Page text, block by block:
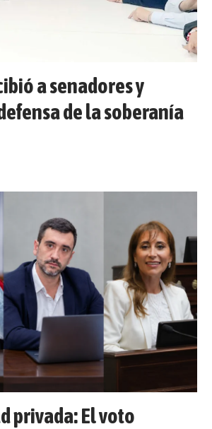
a senadores y
de la soberanía
privada: El voto